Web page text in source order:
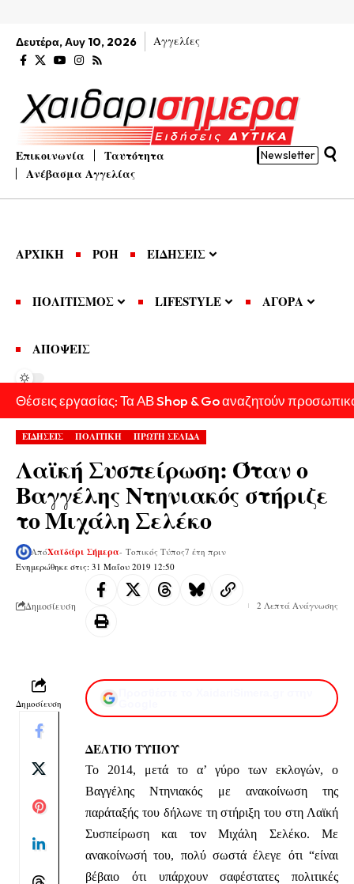
Δευτέρα, Αυγ 10, 2026 Αγγελίες
Επικοινωνία
Ταυτότητα
Ανέβασμα Αγγελίας
Newsletter
ΑΡΧΙΚΗ ΡΟΗ ΕΙΔΗΣΕΙΣ
ΠΟΛΙΤΙΣΜΟΣ LIFESTYLE ΑΓΟΡΑ
ΑΠΟΨΕΙΣ
Θέσεις εργασίας: Τα ΑΒ Shop & Go αναζητούν
ΕΙΔΗΣΕΙΣ ΠΟΛΙΤΙΚΗ ΠΡΩΤΗ ΣΕΛΙΔΑ
Λαϊκή Συσπείρωση: Όταν ο
Βαγγέλης Ντηνιακός στήριζε
το Μιχάλη Σελέκο
Ενημερώθηκε στις: 31 Μαΐου 2019 12:50
ΑπόΧαϊδάρι Σήμερα- Τοπικός Τύπος7 έτη πριν
Δημοσίευση 2 Λεπτά Ανάγνωσης
Δημοσίευση
ΔΕΛΤΙΟ ΤΥΠΟΥ
Το 2014, μετά το α’ γύρο των εκλογών, ο
Βαγγέλης Ντηνιακός με ανακοίνωση της
παράταξής του δήλωνε τη στήριξη του στη Λαϊκή
Συσπείρωση και τον Μιχάλη Σελέκο. Με
ανακοίνωσή του, πολύ σωστά έλεγε ότι “είναι
βέβαιο ότι υπάρχουν σαφέστατες πολιτικές